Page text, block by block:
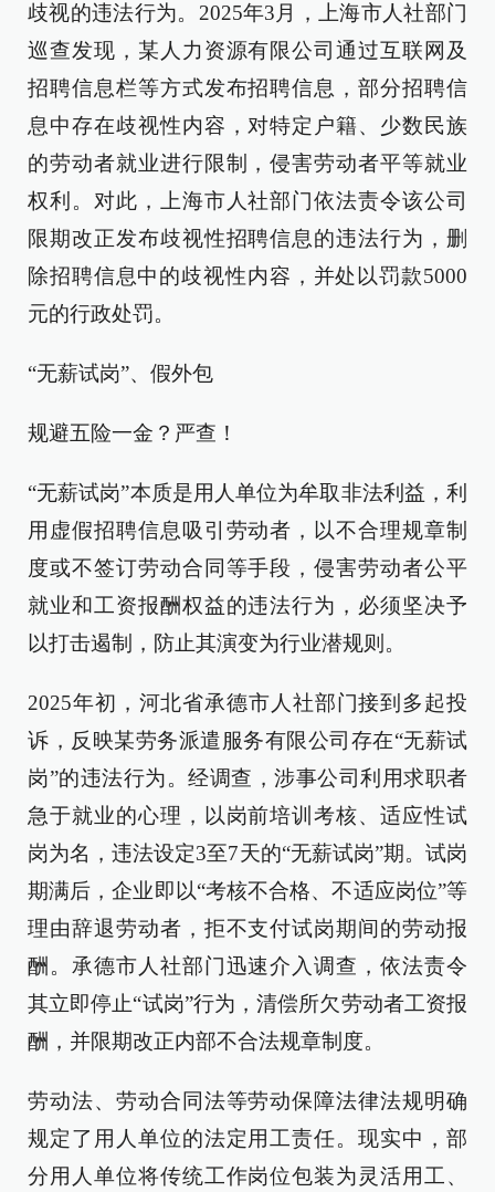
歧视的违法行为。2025年3月，上海市人社部门
巡查发现，某人力资源有限公司通过互联网及
招聘信息栏等方式发布招聘信息，部分招聘信
息中存在歧视性内容，对特定户籍、少数民族
的劳动者就业进行限制，侵害劳动者平等就业
权利。对此，上海市人社部门依法责令该公司
限期改正发布歧视性招聘信息的违法行为，删
除招聘信息中的歧视性内容，并处以罚款5000
元的行政处罚。
“无薪试岗”、假外包
规避五险一金？严查！
“无薪试岗”本质是用人单位为牟取非法利益，利
用虚假招聘信息吸引劳动者，以不合理规章制
度或不签订劳动合同等手段，侵害劳动者公平
就业和工资报酬权益的违法行为，必须坚决予
以打击遏制，防止其演变为行业潜规则。
2025年初，河北省承德市人社部门接到多起投
诉，反映某劳务派遣服务有限公司存在“无薪试
岗”的违法行为。经调查，涉事公司利用求职者
急于就业的心理，以岗前培训考核、适应性试
岗为名，违法设定3至7天的“无薪试岗”期。试岗
期满后，企业即以“考核不合格、不适应岗位”等
理由辞退劳动者，拒不支付试岗期间的劳动报
酬。承德市人社部门迅速介入调查，依法责令
其立即停止“试岗”行为，清偿所欠劳动者工资报
酬，并限期改正内部不合法规章制度。
劳动法、劳动合同法等劳动保障法律法规明确
规定了用人单位的法定用工责任。现实中，部
分用人单位将传统工作岗位包装为灵活用工、